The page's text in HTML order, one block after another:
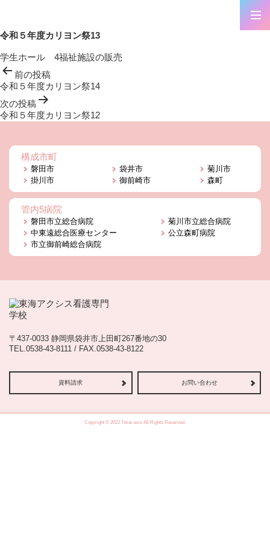
令和５年度カリヨン祭13
学生ホール 4福祉施設の販売
投
ナ
ビ
ゲ
前の投稿
令和５年度カリヨン祭14
次の投稿
令和５年度カリヨン祭12
構成市町
磐田市
掛川市
袋井市
御前崎市
菊川市
森町
管内5病院
磐田市立総合病院
中東遠総合医療センター
市立御前崎総合病院
菊川市立総合病院
公立森町病院
〒437-0033 静岡県袋井市上田町267番地の30
TEL.0538-43-8111 / FAX.0538-43-8122
資料請求 お問い合わせ
Copyright © 2022 Tokai-axis All Rights Reserved.